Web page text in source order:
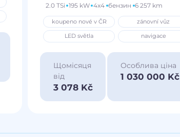
2.0 TSi 195 kW 4x4 бензин 6 257 km
koupeno nové v ČR zánovní vůz
LED světla navigace
Щомісяця
від
3 078 Kč
Особлива ціна
1 030 000 Kč